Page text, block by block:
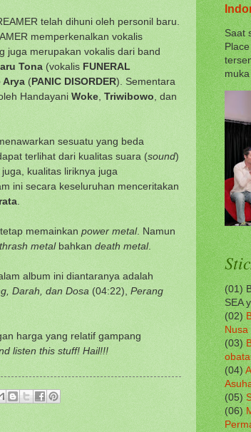
telah dihuni oleh personil baru.
memperkenalkan vokalis
juga merupakan vokalis dari band
Tona (vokalis FUNERAL
Arya (PANIC DISORDER). Sementara
Handayani Woke, Triwibowo, dan
sesuatu yang beda
terlihat dari kualitas suara (sound)
kualitas liriknya juga
ini secara keseluruhan menceritakan
.
memainkan power metal. Namun
thrash metalbahkan death metal.
album ini diantaranya adalah
Darah, dan Dosa (04:22), Perang
harga yang relatif gampang
listen this stuff! Hail!!!
Saat
(01)
SEA
(02)
Nusa
(03)
(04)
(05)
(06)